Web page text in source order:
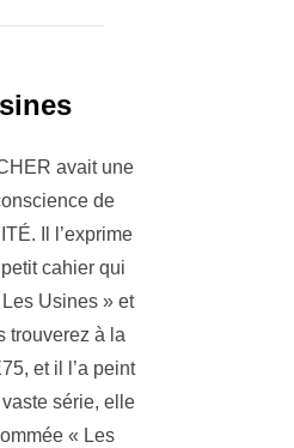
avait une
de
Il l’exprime
cahier qui
Usines » et
trouverez à la
et il l’a peint
série, elle
« Les